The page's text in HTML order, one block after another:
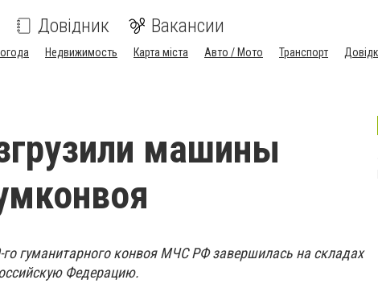
Довідник Вакансии
Недвижимость Карта міста Авто / Мото Транспорт
машины
го гуманитарного конвоя МЧС РФ завершилась на складах
Федерацию.